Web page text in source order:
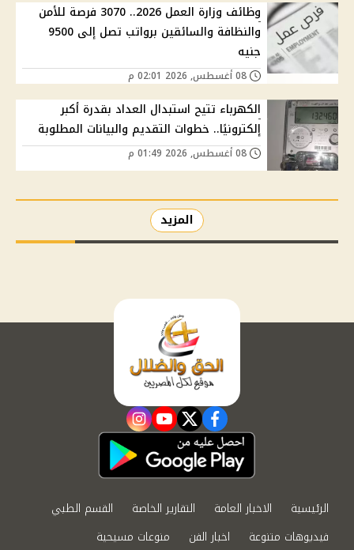
وظائف وزارة العمل 2026.. 3070 فرصة للأمن
والنظافة والسائقين برواتب تصل إلى 9500
جنيه
الكهرباء تتيح استبدال العداد بقدرة أكبر
إلكترونيًا.. خطوات التقديم والبيانات المطلوبة
المزيد
facebook
twitter
youtube
instagram
الرئيسية الاخبار العامة التقارير الخاصة
القسم الطبي
فيديوهات متنوعة
اخبار الفن منوعات مسيحية